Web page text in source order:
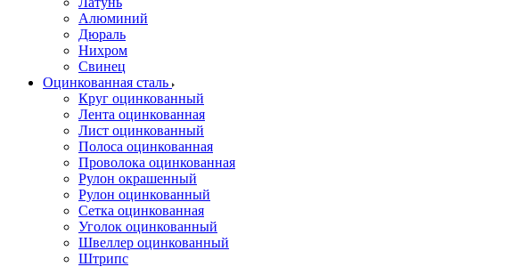
Алюминий
Дюраль
Нихром
Свинец
Оцинкованная сталь
Круг оцинкованный
Лента оцинкованная
Лист оцинкованный
Полоса оцинкованная
Проволока оцинкованная
Рулон окрашенный
Рулон оцинкованный
Сетка оцинкованная
Уголок оцинкованный
Швеллер оцинкованный
Штрипс